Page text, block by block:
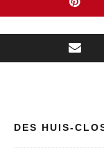
DES HUIS-